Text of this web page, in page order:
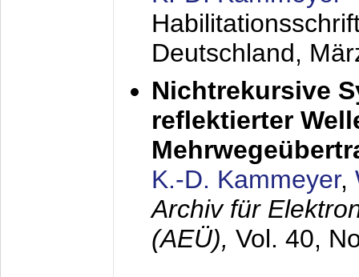
Deutschland,
Nichtrekursive
reflektierter
K.-D. Kammeyer,
Archiv für
(AEÜ), Vol. 40,